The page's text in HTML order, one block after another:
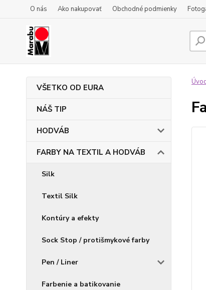
O nás Ako nakupovať Obchodné podmienky
VŠETKO OD EURA
NÁŠ TIP
HODVÁB
FARBY NA TEXTIL A HODVÁB
Silk
Textil Silk
Kontúry a efekty
Sock Stop / protišmykové farby
Pen / Liner
Farbenie a batikovanie